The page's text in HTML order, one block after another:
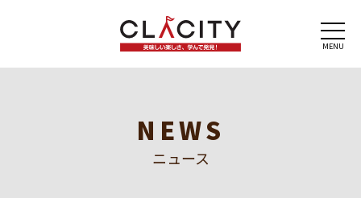
MENU
NEWS
ニュース